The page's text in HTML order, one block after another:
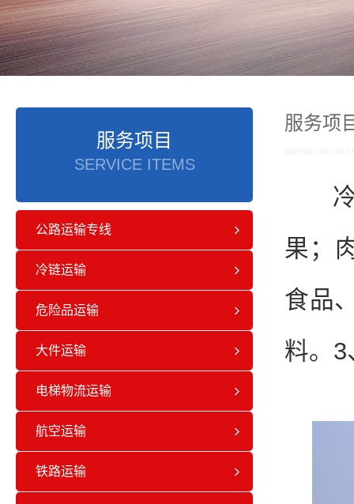
服务项目
SERVICE ITEMS
公路运输专线
冷链运输
危险品运输
大件运输
电梯物流运输
航空运输
铁路运输
服务项
果；
食品
料。3